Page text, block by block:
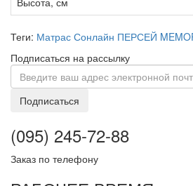
Теги: Матрас Сонлайн ПЕРСЕЙ
Подписаться на рассылку
Подписаться
(095) 245-72-88
Заказ по телефону